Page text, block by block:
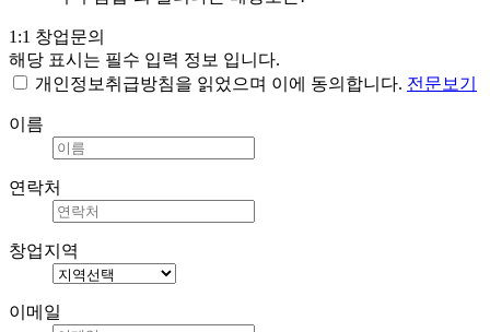
1:1 창업문의
해당 표시는 필수 입력 정보 입니다.
개인정보취급방침을 읽었으며 이에 동의합니다. 전문보기
이름
연락처
창업지역
이메일